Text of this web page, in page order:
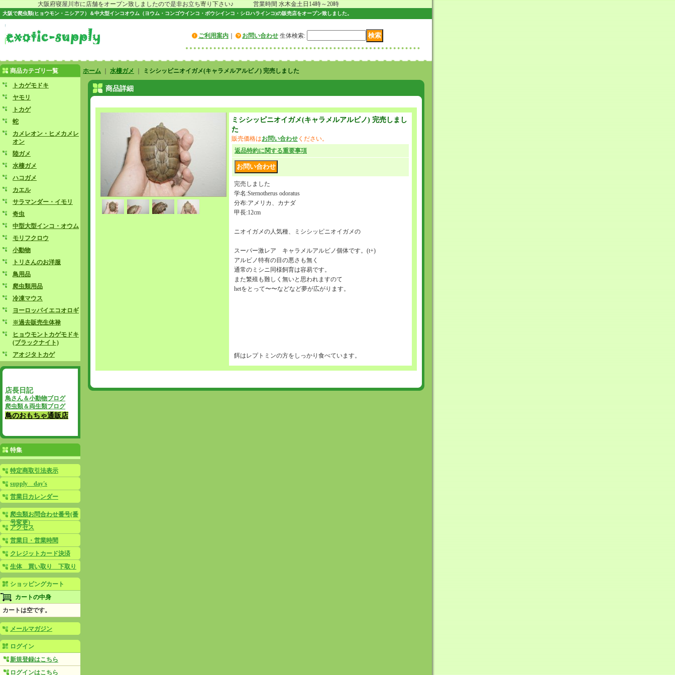
大阪府寝屋川市に店舗をオープン致しましたので是非お立ち寄り下さい♪ 営業時間 水木金土日14時～20時
大阪で爬虫類(ヒョウモン・ニシアフ）＆中大型インコオウム（ヨウム・コンゴウインコ・ボウシインコ・シロハラインコ)の販売店をオープン致しました。
ご利用案内 お問い合わせ 生体検索:
商品カテゴリ一覧
トカゲモドキ
ヤモリ
トカゲ
蛇
カメレオン・ヒメカメレ
オン
陸ガメ
水棲ガメ
ハコガメ
カエル
サラマンダー・イモリ
奇虫
中型大型インコ・オウム
モリフクロウ
小動物
トリさんのお洋服
鳥用品
爬虫類用品
冷凍マウス
ヨーロッパイエコオロギ
※過去販売生体禄
ヒョウモントカゲモドキ
(ブラックナイト)
アオジタトカゲ
店長日記
鳥さん＆小動物ブログ
爬虫類＆両生類ブログ
鳥のおもちゃ通販店
特集
特定商取引法表示
supply day's
営業日カレンダー
爬虫類お問合わせ番号(番
号変更)
アクセス
営業日・営業時間
クレジットカード決済
生体 買い取り 下取り
ショッピングカート
カートの中身
カートは空です。
メールマガジン
ログイン
新規登録はこちら
ログインはこちら
ホーム 水棲ガメ ミシシッピニオイガメ(キャラメルアルビノ) 完売しました
商品詳細
ミシシッピニオイガメ(キャラメルアルビノ) 完売しまし
た
販売価格はお問い合わせ ください。
返品特約に関する重要事項
完売しました
学名:Sternotherus odoratus
分布:アメリカ、カナダ
甲長:12cm
ニオイガメの人気種、ミシシッピニオイガメの
スーパー激レア キャラメルアルビノ個体です。(t+)
アルビノ特有の目の悪さも無く
通常のミシニ同様飼育は容易です。
また繁殖も難しく無いと思われますのて
hetをとって〜〜などなど夢が広がります。
餌はレプトミンの方をしっかり食べています。